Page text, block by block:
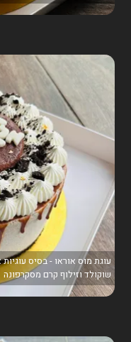
עוגת מוס אוראו - בסיס
שוקולד וזילוף קרם מסקרפונה